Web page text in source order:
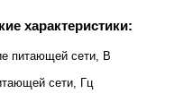
характеристики:
питающей сети, В
сети, Гц